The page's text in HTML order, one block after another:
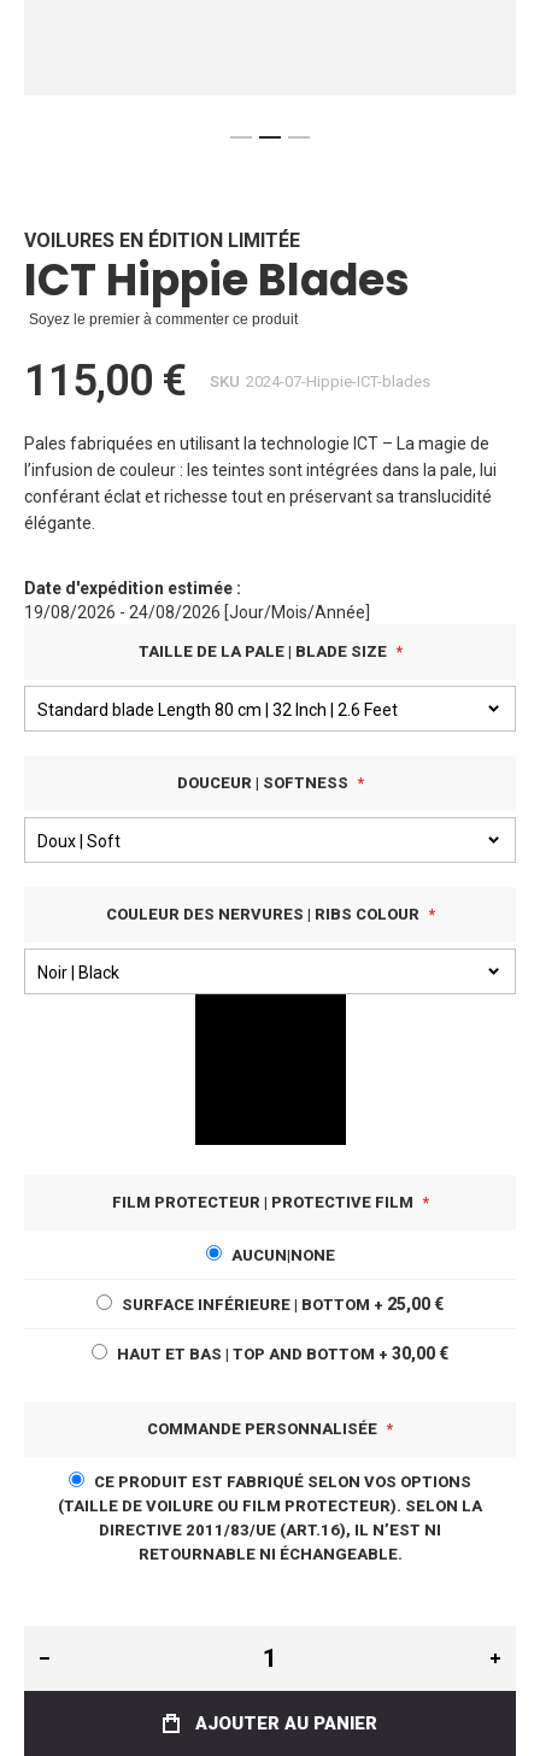
beginning
of
the
images
VOILURES EN ÉDITION LIMITÉE
ICT Hippie Blades
Soyez le premier à commenter ce produit
115,00 € SKU 2024-07-Hippie-ICT-blades
Pales fabriquées en utilisant la technologie ICT – La magie de
l’infusion de couleur : les teintes sont intégrées dans la pale, lui
conférant éclat et richesse tout en préservant sa translucidité
élégante.
Date d'expédition estimée :
19/08/2026 - 24/08/2026 [Jour/Mois/Année]
TAILLE DE LA PALE | BLADE SIZE
DOUCEUR | SOFTNESS
COULEUR DES NERVURES | RIBS COLOUR
FILM PROTECTEUR | PROTECTIVE FILM
AUCUN|NONE
SURFACE INFÉRIEURE | BOTTOM + 25,00 €
HAUT ET BAS | TOP AND BOTTOM + 30,00 €
COMMANDE PERSONNALISÉE
CE PRODUIT EST FABRIQUÉ SELON VOS OPTIONS
(TAILLE DE VOILURE OU FILM PROTECTEUR). SELON LA
DIRECTIVE 2011/83/UE (ART.16), IL N’EST NI
RETOURNABLE NI ÉCHANGEABLE.
AJOUTER AU PANIER